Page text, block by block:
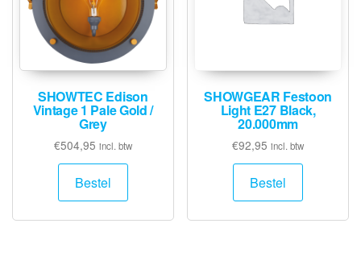
SHOWTEC Edison
Vintage 1 Pale Gold /
Grey
€504,95 incl. btw
Bestel
SHOWGEAR Festoon
Light E27 Black,
20.000mm
€92,95 incl. btw
Bestel